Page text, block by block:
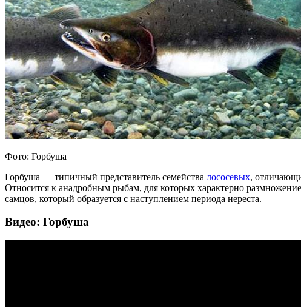
Фото: Горбуша
Горбуша — типичный представитель семейства лососевых,
Относится к анадробным рыбам, для которых характерно
самцов, который образуется с наступлением периода нереста.
Видео: Горбуша